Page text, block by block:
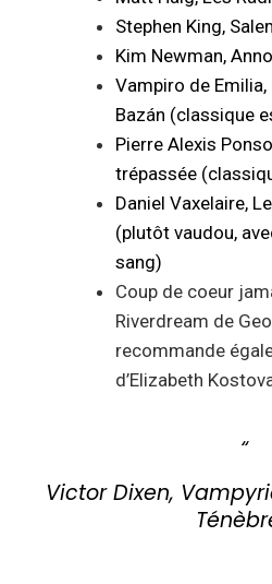
Stephen King,
Kim Newman,
Vampiro de
Bazán (classique
Pierre Alexis
trépassée
Daniel Vaxelaire,
(plutôt vaudou,
sang)
Coup de coeur
Riverdream de
recommande
d’Elizabeth
Victor Dixen,